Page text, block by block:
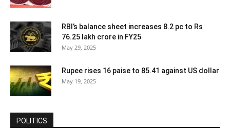
RBI’s balance sheet increases 8.2 pc to Rs
76.25 lakh crore in FY25
May 29, 2025
Rupee rises 16 paise to 85.41 against US dollar
May 19, 2025
POLITICS